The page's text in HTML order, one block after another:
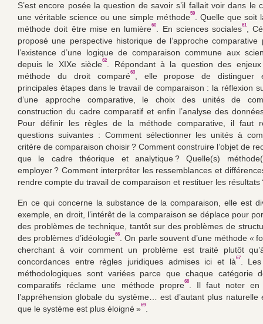
S’est encore posée la question de savoir s’il fallait voir dans le
une véritable science ou une simple méthode59. Quelle que soit
méthode doit être mise en lumière60 . En sciences sociales61,
proposé une perspective historique de l’approche comparative
l’existence d’une logique de comparaison commune aux
depuis le XIXe siècle62
. Répondant à la question des
méthode du droit comparé63, elle propose de distinguer
principales étapes dans le travail de comparaison : la réflexion
d’une approche comparative, le choix des unités de
construction du cadre comparatif et enfin l’analyse des
Pour définir les règles de la méthode comparative, il faut
questions suivantes : Comment sélectionner les unités à
critère de comparaison choisir ? Comment construire l’objet de
que le cadre théorique et analytique ? Quelle(s)
employer ? Comment interpréter les ressemblances et
rendre compte du travail de comparaison et restituer les résultats
En ce qui concerne la substance de la comparaison, elle est
exemple, en droit, l’intérêt de la comparaison se déplace pour
des problèmes de technique, tantôt sur des problèmes de
des problèmes d’idéologie66
. On parle souvent d’une méthode «
cherchant à voir comment un problème est traité plutôt
concordances entre règles juridiques admises ici et là67
.
méthodologiques sont variées parce que chaque catégorie
comparatifs réclame une méthode propre68. Il faut noter
l’appréhension globale du système… est d’autant plus naturelle
que le système est plus éloigné »69